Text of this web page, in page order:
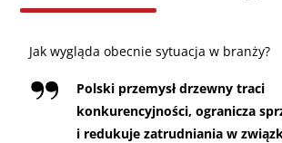
Jak wygląda obecnie sytuacja w branży?
Polski przemysł drzewny traci
konkurencyjności, ogranicza
i redukuje zatrudniania w